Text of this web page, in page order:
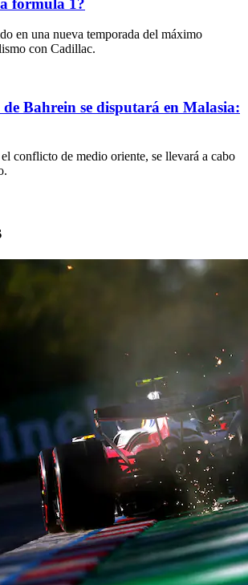
en una nueva temporada del máximo
con Cadillac.
Bahrein se disputará en Malasia:
conflicto de medio oriente, se llevará a cabo